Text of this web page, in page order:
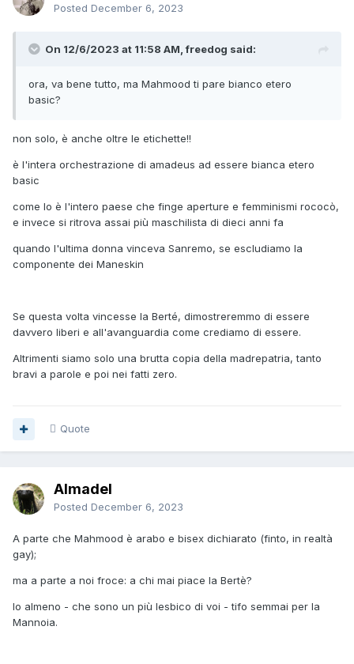
Posted December 6, 2023
On 12/6/2023 at 11:58 AM, freedog said:
ora, va bene tutto, ma Mahmood ti pare bianco etero
basic?
non solo, è anche oltre le etichette!!
è l'intera orchestrazione di amadeus ad essere bianca etero
basic
come lo è l'intero paese che finge aperture e femminismi rococò,
e invece si ritrova assai più maschilista di dieci anni fa
quando l'ultima donna vinceva Sanremo, se escludiamo la
componente dei Maneskin
Se questa volta vincesse la Berté, dimostreremmo di essere
davvero liberi e all'avanguardia come crediamo di essere.
Altrimenti siamo solo una brutta copia della madrepatria, tanto
bravi a parole e poi nei fatti zero.
Quote
Almadel
Posted December 6, 2023
A parte che Mahmood è arabo e bisex dichiarato (finto, in realtà
gay);
ma a parte a noi froce: a chi mai piace la Bertè?
Io almeno - che sono un più lesbico di voi - tifo semmai per la
Mannoia.